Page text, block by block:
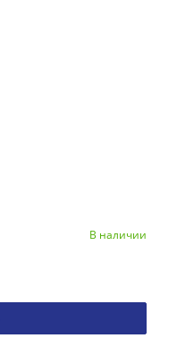
В наличии